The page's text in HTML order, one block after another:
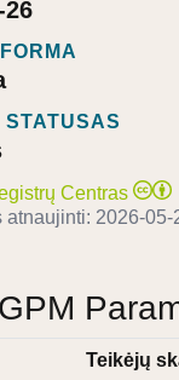
26
Centras
atnaujinti: 2026-05-
Teikėjų